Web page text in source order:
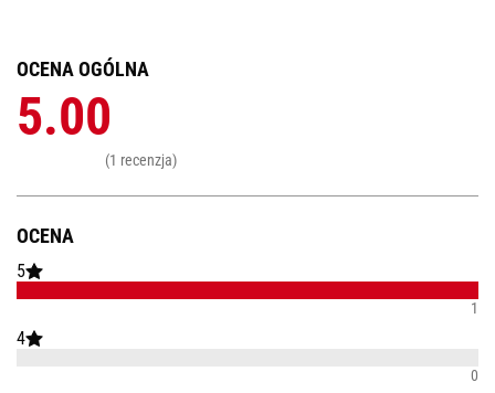
OCENA
5
1
4
0
OCENA OGÓLNA
5.00
(1 recenzja)